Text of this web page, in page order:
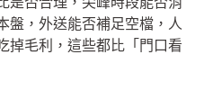
盤，外送能否補足空檔，人
掉毛利，這些都比「門口看